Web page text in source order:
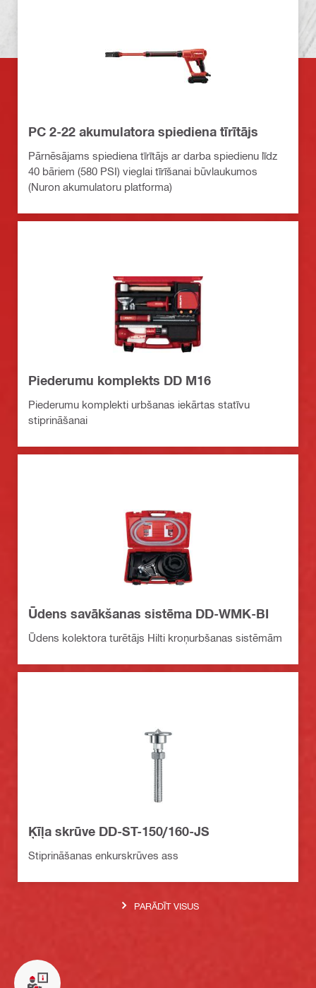
PC 2-22 akumulatora spiediena tīrītājs
Pārnēsājams spiediena tīrītājs ar darba spiedienu līdz
40 bāriem (580 PSI) vieglai tīrīšanai būvlaukumos
(Nuron akumulatoru platforma)
Piederumu komplekts DD M16
Piederumu komplekti urbšanas iekārtas statīvu
stiprināšanai
Ūdens savākšanas sistēma DD-WMK-BI
Ūdens kolektora turētājs Hilti kroņurbšanas sistēmām
Ķīļa skrūve DD-ST-150/160-JS
Stiprināšanas enkurskrūves ass
PARĀDĪT VISUS